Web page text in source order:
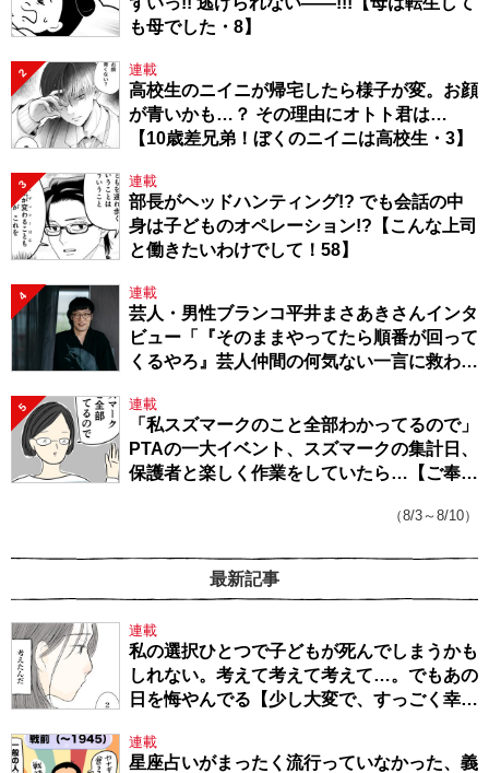
も母でした・8】
2 連載
高校生のニイニが帰宅したら様子が変。お顔
が青いかも…？ その理由にオトト君は…
【10歳差兄弟！ぼくのニイニは高校生・3】
3 連載
部長がヘッドハンティング!? でも会話の中
身は子どものオペレーション!?【こんな上司
と働きたいわけでして！58】
4 連載
芸人・男性ブランコ平井まさあきさんインタ
ビュー「『そのままやってたら順番が回って
くるやろ』芸人仲間の何気ない一言に救われ
5 連載
「私スズマークのこと全部わかってるので」
PTAの一大イベント、スズマークの集計日、
保護者と楽しく作業をしていたら…【ご奉仕
（8/3～8/10）
最新記事
連載
私の選択ひとつで子どもが死んでしまうかも
しれない。考えて考えて考えて…。でもあの
日を悔やんでる【少し大変で、すっごく幸せ
～・54】
連載
星座占いがまったく流行っていなかった、義